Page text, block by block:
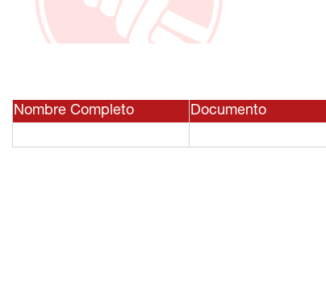
Nombre Completo Documento